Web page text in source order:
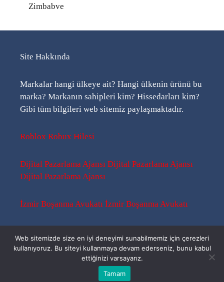
Zimbabve
Site Hakkında
Markalar hangi ülkeye ait? Hangi ülkenin ürünü bu
marka? Markanın sahipleri kim? Hissedarları kim?
Gibi tüm bilgileri web sitemiz paylaşmaktadır.
Roblox Robux Hilesi
Dijital Pazarlama Ajansı Dijital Pazarlama Ajansı
Dijital Pazarlama Ajansı
İzmir Boşanma Avukatı İzmir Boşanma Avukatı
Bu Kimin Ürünü ? | 2026 ©
Web sitemizde size en iyi deneyimi sunabilmemiz için çerezleri
kullanıyoruz. Bu siteyi kullanmaya devam ederseniz, bunu kabul
ettiğinizi varsayarız.
Tamam